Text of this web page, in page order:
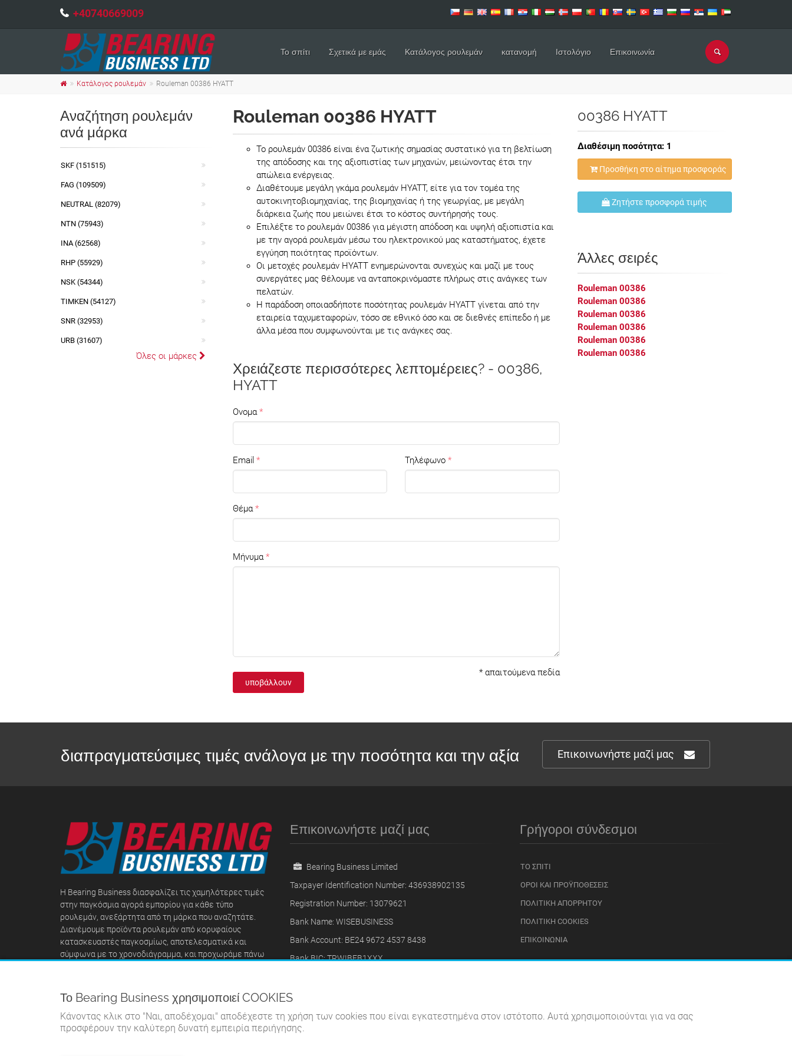
+40740669009
Το σπίτι Σχετικά με εμάς Κατάλογος ρουλεμάν κατανομή Ιστολόγιο Επικοινωνία
Κατάλογος ρουλεμάν Rouleman 00386 HYATT
00386 HYATT
Διαθέσιμη ποσότητα: 1
Προσθήκη στο αίτημα προσφοράς
Ζητήστε προσφορά τιμής
Άλλες σειρές
Rouleman 00386
Rouleman 00386
Rouleman 00386
Rouleman 00386
Rouleman 00386
Rouleman 00386
Rouleman 00386 HYATT
Το ρουλεμάν 00386 είναι ένα ζωτικής σημασίας συστατικό για τη βελτίωση
της απόδοσης και της αξιοπιστίας των μηχανών, μειώνοντας έτσι την
απώλεια ενέργειας.
Διαθέτουμε μεγάλη γκάμα ρουλεμάν HYATT, είτε για τον τομέα της
αυτοκινητοβιομηχανίας, της βιομηχανίας ή της γεωργίας, με μεγάλη
διάρκεια ζωής που μειώνει έτσι το κόστος συντήρησής τους.
Επιλέξτε το ρουλεμάν 00386 για μέγιστη απόδοση και υψηλή αξιοπιστία και
με την αγορά ρουλεμάν μέσω του ηλεκτρονικού μας καταστήματος, έχετε
εγγύηση ποιότητας προϊόντων.
Οι μετοχές ρουλεμάν HYATT ενημερώνονται συνεχώς και μαζί με τους
συνεργάτες μας θέλουμε να ανταποκρινόμαστε πλήρως στις ανάγκες των
πελατών.
Η παράδοση οποιασδήποτε ποσότητας ρουλεμάν HYATT γίνεται από την
εταιρεία ταχυμεταφορών, τόσο σε εθνικό όσο και σε διεθνές επίπεδο ή με
άλλα μέσα που συμφωνούνται με τις ανάγκες σας.
Χρειάζεστε περισσότερες λεπτομέρειες? - 00386,
HYATT
Ονομα
Email Τηλέφωνο
Θέμα
Μήνυμα
*απαιτούμενα πεδία
υποβάλλουν
Αναζήτηση ρουλεμάν
ανά μάρκα
SKF (151515)
FAG (109509)
NEUTRAL (82079)
NTN (75943)
INA (62568)
RHP (55929)
NSK (54344)
TIMKEN (54127)
SNR (32953)
URB (31607)
Όλες οι μάρκες
διαπραγματεύσιμες τιμές ανάλογα με την ποσότητα και την αξία Επικοινωνήστε μαζί μας
Η Bearing Business διασφαλίζει τις χαμηλότερες τιμές
στην παγκόσμια αγορά εμπορίου για κάθε τύπο
ρουλεμάν, ανεξάρτητα από τη μάρκα που αναζητάτε.
Διανέμουμε προϊόντα ρουλεμάν από κορυφαίους
κατασκευαστές παγκοσμίως, αποτελεσματικά και
σύμφωνα με το χρονοδιάγραμμα, και προχωράμε πάνω
Επικοινωνήστε μαζί μας
Bearing Business Limited
Taxpayer Identification Number: 436938902135
Registration Number: 13079621
Bank Name: WISEBUSINESS
Bank Account: BE24 9672 4537 8438
Bank BIC: TRWIBEB1XXX
Γρήγοροι σύνδεσμοι
ΤΟ ΣΠΊΤΙ
ΟΡΟΙ ΚΑΙ ΠΡΟΫΠΟΘΈΣΕΙΣ
ΠΟΛΙΤΙΚΉ ΑΠΟΡΡΉΤΟΥ
ΠΟΛΙΤΙΚΉ COOKIES
ΕΠΙΚΟΙΝΩΝΊΑ
Το Bearing Business χρησιμοποιεί COOKIES
Κάνοντας κλικ στο "Ναι, αποδέχομαι" αποδέχεστε τη χρήση των cookies που είναι εγκατεστημένα στον ιστότοπο. Αυτά χρησιμοποιούνται για να σας
προσφέρουν την καλύτερη δυνατή εμπειρία περιήγησης.